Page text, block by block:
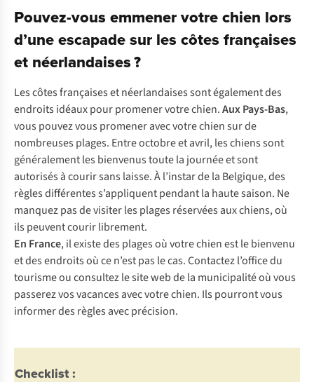
Pouvez-vous emmener votre chien lors
d’une escapade sur les côtes françaises
et néerlandaises ?
Les côtes françaises et néerlandaises sont également des
endroits idéaux pour promener votre chien.Aux Pays-Bas,
vous pouvez vous promener avec votre chien sur de
nombreuses plages. Entre octobre et avril, les chiens sont
généralement les bienvenus toute la journée et sont
autorisés à courir sans laisse. À l’instar de la Belgique, des
règles différentes s’appliquent pendant la haute saison. Ne
manquez pas de visiter les plages réservées aux chiens, où
ils peuvent courir librement.
En France, il existe des plages où votre chien est le bienvenu
et des endroits où ce n’est pas le cas. Contactez l’office du
tourisme ou consultez le site web de la municipalité où vous
passerez vos vacances avec votre chien. Ils pourront vous
informer des règles avec précision.
Checklist :